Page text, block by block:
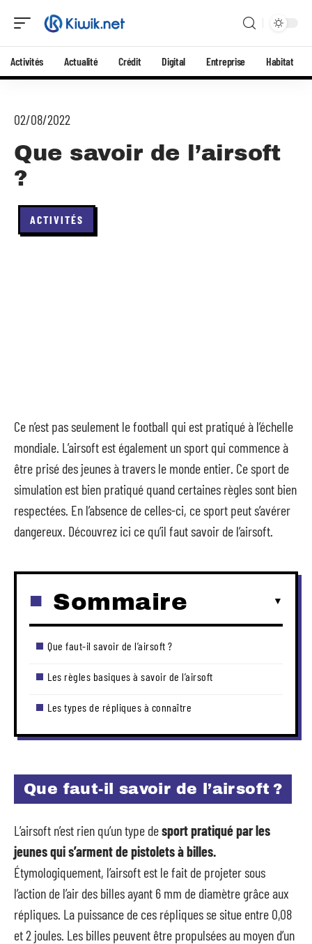
Activités Actualité Crédit Digital Entreprise Habitat
02/08/2022
Que savoir de l’airsoft
?
ACTIVITÉS
Ce n’est pas seulement le football qui est pratiqué à l’échelle
mondiale. L’airsoft est également un sport qui commence à
être prisé des jeunes à travers le monde entier. Ce sport de
simulation est bien pratiqué quand certaines règles sont bien
respectées. En l’absence de celles-ci, ce sport peut s’avérer
dangereux. Découvrez ici ce qu’il faut savoir de l’airsoft.
Sommaire
Que faut-il savoir de l’airsoft ?
Les règles basiques à savoir de l’airsoft
Les types de répliques à connaître
Que faut-il savoir de l’airsoft ?
L’airsoft n’est rien qu’un type desport pratiqué par les
jeunes qui s’arment de pistolets à billes.
Étymologiquement, l’airsoft est le fait de projeter sous
l’action de l’air des billes ayant 6 mm de diamètre grâce aux
répliques. La puissance de ces répliques se situe entre 0,08
et 2 joules. Les billes peuvent être propulsées au moyen d’un